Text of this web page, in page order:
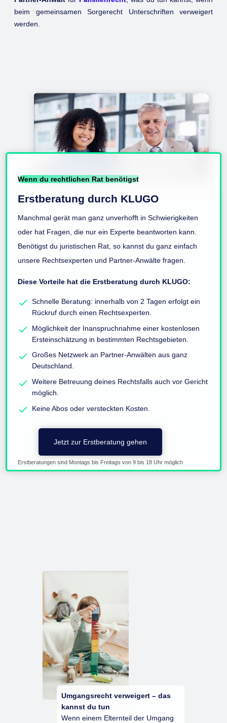
beim gemeinsamen Sorgerecht Unterschriften verweigert
werden.
Wenn du rechtlichen Rat benötigst
Erstberatung durch KLUGO
Manchmal gerät man ganz unverhofft in Schwierigkeiten
oder hat Fragen, die nur ein Experte beantworten kann.
Benötigst du juristischen Rat, so kannst du ganz einfach
unsere Rechtsexperten und Partner-Anwälte fragen.
Diese Vorteile hat die Erstberatung durch KLUGO:
Schnelle Beratung: innerhalb von 2 Tagen erfolgt ein
Rückruf durch einen Rechtsexperten.
Möglichkeit der Inanspruchnahme einer kostenlosen
Ersteinschätzung in bestimmten Rechtsgebieten.
Großes Netzwerk an Partner-Anwälten aus ganz
Deutschland.
Weitere Betreuung deines Rechtsfalls auch vor Gericht
möglich.
Keine Abos oder versteckten Kosten.
Jetzt zur Erstberatung gehen
Erstberatungen sind Montags bis Freitags von 9 bis 18 Uhr möglich
Umgangsrecht verweigert – das
kannst du tun
Wenn einem Elternteil der Umgang